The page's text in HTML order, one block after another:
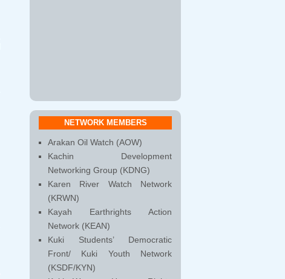
NETWORK MEMBERS
Arakan Oil Watch (AOW)
Kachin Development
Networking Group (KDNG)
Karen River Watch Network
(KRWN)
Kayah Earthrights Action
Network (KEAN)
Kuki Students’ Democratic
Front/ Kuki Youth Network
(KSDF/KYN)